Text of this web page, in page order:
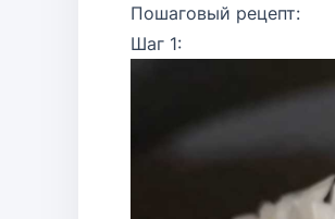
Пошаговый рецепт:
Шаг 1: